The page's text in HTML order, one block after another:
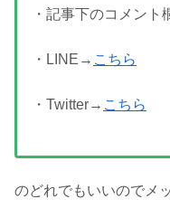
・記事下のコメント
・LINE→ こちら
・Twitter→ こちら
のどれでもいいのでメ